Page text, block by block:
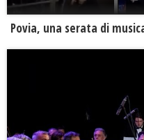
Povia, una serata di